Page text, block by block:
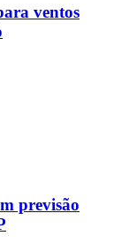
ventos
previsão